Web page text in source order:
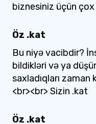
biznesiniz üçün
Öz .kat
Bu niyə vacibdir?
bildikləri və ya
saxladıqları
<br><br> Sizin .kat
Öz .kat